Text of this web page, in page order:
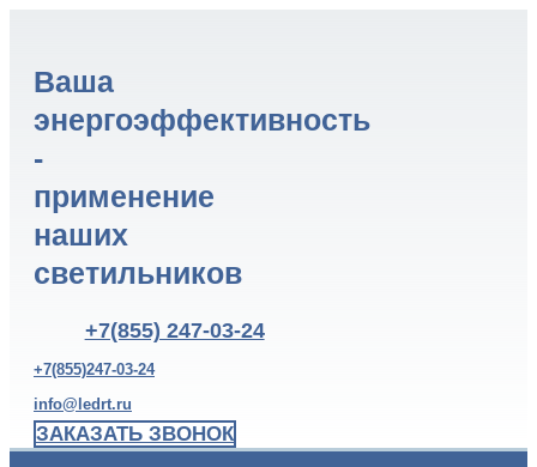
Ваша
энергоэффективность
-
применение
наших
светильников
+7(855) 247-03-24
+7(855)247-03-24
info@ledrt.ru
ЗАКАЗАТЬ ЗВОНОК